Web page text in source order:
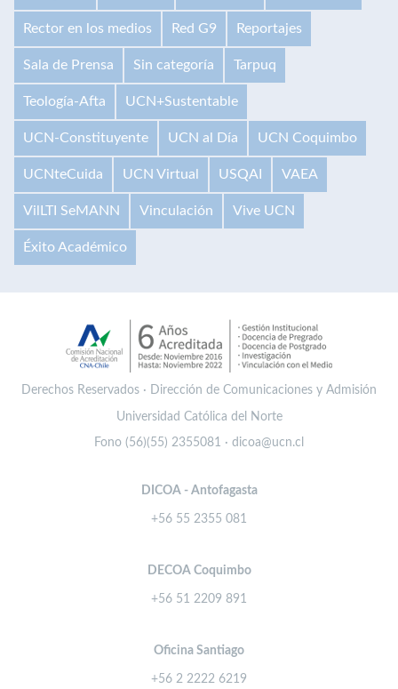
Rector en los medios Red G9 Reportajes
Sala de Prensa Sin categoría Tarpuq
Teología-Afta UCN+Sustentable
UCN-Constituyente UCN al Día UCN Coquimbo
UCNteCuida UCN Virtual USQAI VAEA
VilLTI SeMANN Vinculación Vive UCN
Éxito Académico
Derechos Reservados · Dirección de Comunicaciones y Admisión
Universidad Católica del Norte
Fono (56)(55) 2355081 · dicoa@ucn.cl
DICOA - Antofagasta
+56 55 2355 081
DECOA Coquimbo
+56 51 2209 891
Oficina Santiago
+56 2 2222 6219